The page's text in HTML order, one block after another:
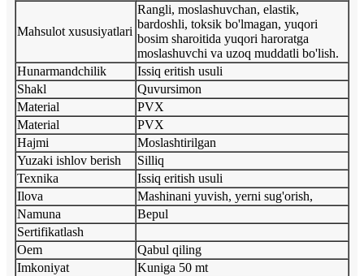
Mahsulot xususiyatlari
Rangli, moslashuvchan, elastik,
bardoshli, toksik bo'lmagan, yuqori
bosim sharoitida yuqori haroratga
moslashuvchi va uzoq muddatli bo'lish.
Hunarmandchilik
Issiq eritish usuli
Shakl
Quvursimon
Material
PVX
Material
PVX
Hajmi
Moslashtirilgan
Yuzaki ishlov berish
Silliq
Texnika
Issiq eritish usuli
Ilova
Mashinani yuvish, yerni sug'orish,
Namuna
Bepul
Sertifikatlash
Oem
Qabul qiling
Imkoniyat
Kuniga 50 mt